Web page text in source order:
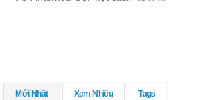
Mới Nhất Xem Nhiều Tags